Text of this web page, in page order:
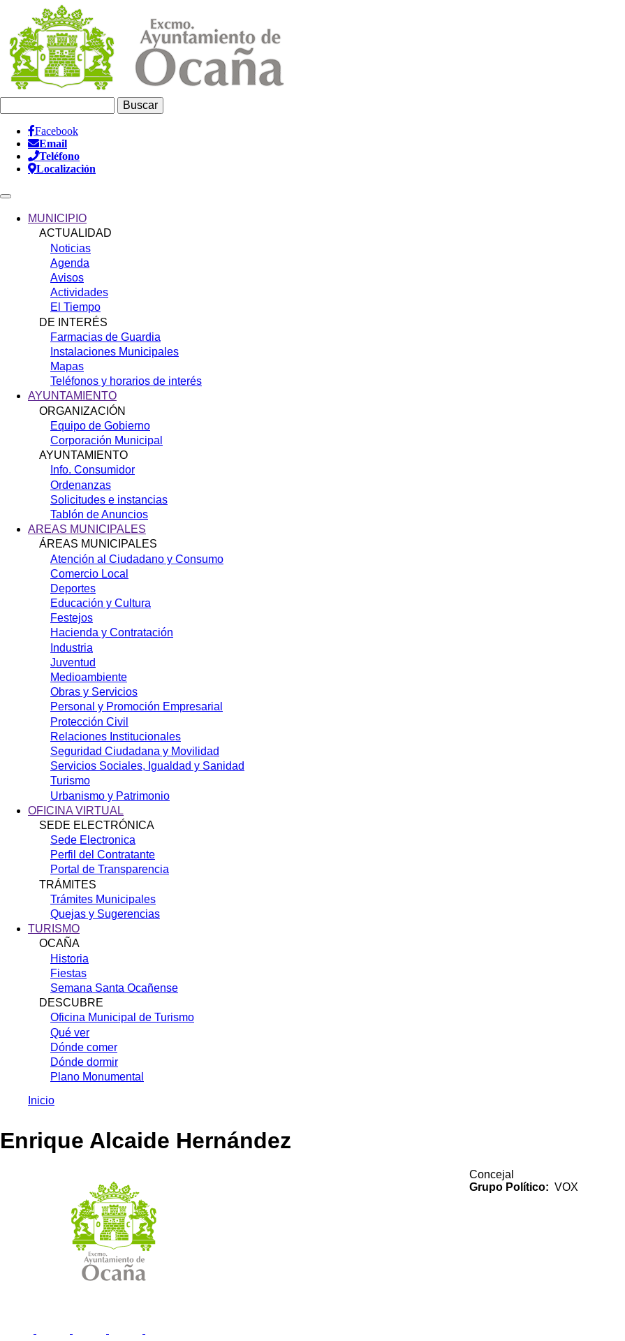
contenido
principal
Información
Header
Facebook
Email
Teléfono
Localización
navigationMUNICIPIO
ACTUALIDAD
Noticias
Agenda
Avisos
Actividades
El Tiempo
DE INTERÉS
Farmacias de Guardia
Instalaciones Municipales
Mapas
Teléfonos y horarios de interés
AYUNTAMIENTO
ORGANIZACIÓN
Equipo de Gobierno
Corporación Municipal
AYUNTAMIENTO
Info. Consumidor
Ordenanzas
Solicitudes e instancias
Tablón de Anuncios
AREAS MUNICIPALES
ÁREAS MUNICIPALES
Atención al Ciudadano y Consumo
Comercio Local
Deportes
Educación y Cultura
Festejos
Hacienda y Contratación
Industria
Juventud
Medioambiente
Obras y Servicios
Personal y Promoción Empresarial
Protección Civil
Relaciones Institucionales
Seguridad Ciudadana y Movilidad
Servicios Sociales, Igualdad y Sanidad
Turismo
Urbanismo y Patrimonio
OFICINA VIRTUAL
SEDE ELECTRÓNICA
Sede Electronica
Perfil del Contratante
Portal de Transparencia
TRÁMITES
Trámites Municipales
Quejas y Sugerencias
TURISMO
OCAÑA
Historia
Fiestas
Semana Santa Ocañense
DESCUBRE
Oficina Municipal de Turismo
Qué ver
Dónde comer
Dónde dormir
Plano Monumental
enlaces
navegación
Inicio
Enrique Alcaide Hernández
Concejal
Grupo Político
VOX